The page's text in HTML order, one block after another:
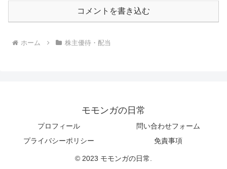
コメントを書き込む
ホーム 株主優待・配当
モモンガの日常
プロフィール
問い合わせフォーム
プライバシーポリシー
免責事項
© 2023 モモンガの日常.